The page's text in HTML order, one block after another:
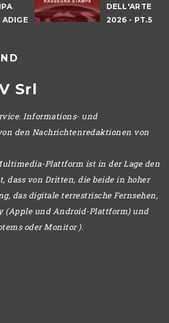
DELL'ARTE
2026 - PT.5
Srl
Informations- und
den Nachrichtenredaktionen von
Plattform ist in der Lage den
dass von Dritten, die beide in hoher
das digitale terrestrische Fernsehen,
(Apple und Android-Plattform) und
oder Monitor ).